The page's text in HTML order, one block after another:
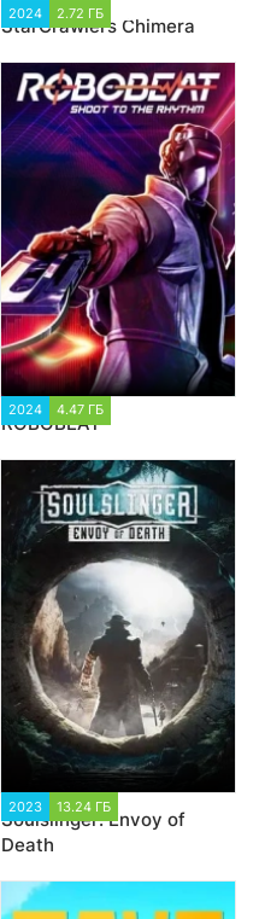
2024 2.72 ГБ
StarCrawlers Chimera
2024 4.47 ГБ
ROBOBEAT
2023 13.24 ГБ
Soulslinger: Envoy of
Death